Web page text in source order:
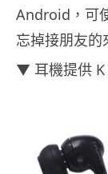
Android，可
忘掉接朋友的
▼ 耳機提供 K